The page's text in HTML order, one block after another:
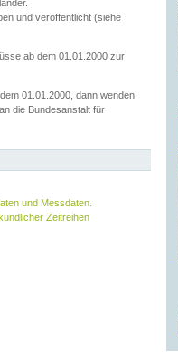
und veröffentlicht (siehe
ab dem 01.01.2000 zur
01.01.2000, dann wenden
die Bundesanstalt für
und Messdaten.
Zeitreihen